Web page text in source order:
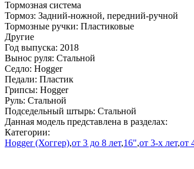
Тормозная система
Тормоз: Задний-ножной, передний-ручной
Тормозные ручки: Пластиковые
Другие
Год выпуска: 2018
Вынос руля: Стальной
Седло: Hogger
Педали: Пластик
Грипсы: Hogger
Руль: Стальной
Подседельный штырь: Cтальной
Данная модель представлена в разделах:
Категории:
Hogger (Хоггер),от 3 до 8 лет,16",от 3-х лет,от